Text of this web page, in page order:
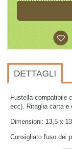
DETTAGLI
Fustella compatibile
ecc). Ritaglia carta e
Dimensioni: 13,5 x
Consigliato l'uso dei